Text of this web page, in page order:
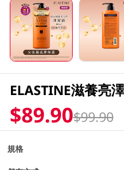
ELASTINE滋養亮
$89.90$99.90
規格